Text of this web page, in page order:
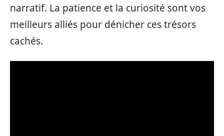
narratif. La patience et la curiosité sont vos
meilleurs alliés pour dénicher ces trésors
cachés.